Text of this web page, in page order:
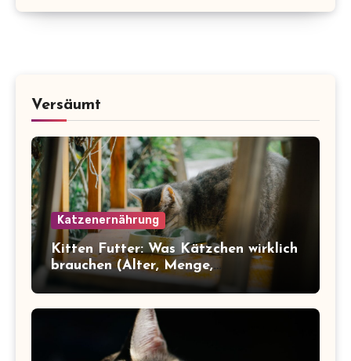
Versäumt
Katzenernährung
Kitten Futter: Was Kätzchen wirklich
brauchen (Alter, Menge,
Inhaltsstoffe)